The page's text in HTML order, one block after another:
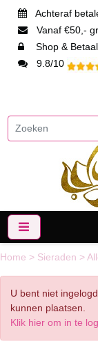
Achteraf
Vanaf €50,-
Shop &
9.8/10
Home > Sieraden >
U bent niet
kunnen plaatsen.
Klik hier om in te